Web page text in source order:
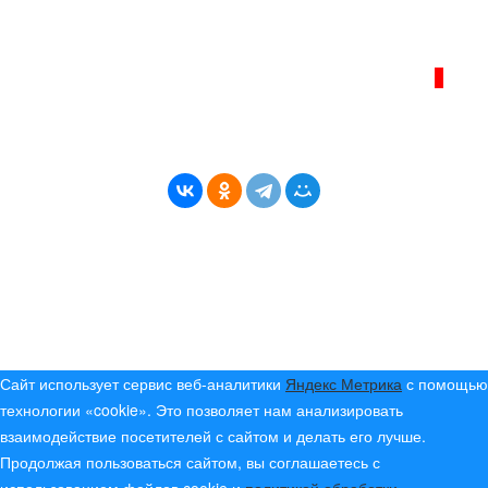
Сайт использует сервис веб-аналитики Яндекс Метрика с помощью
технологии «cookie». Это позволяет нам анализировать
взаимодействие посетителей с сайтом и делать его лучше.
Продолжая пользоваться сайтом, вы соглашаетесь с